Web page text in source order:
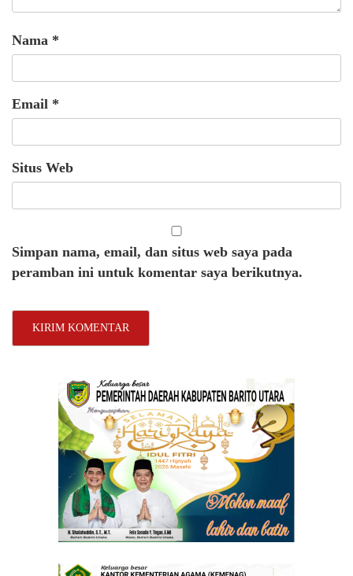
Nama *
Email *
Situs Web
Simpan nama, email, dan situs web saya pada
peramban ini untuk komentar saya berikutnya.